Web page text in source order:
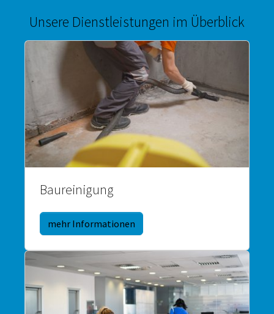
Unsere Dienstleistungen im Überblick
Baureinigung
mehr Informationen